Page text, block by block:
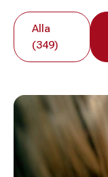
Alla
(349)